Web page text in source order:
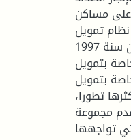
على مساكن
تمويل
السكن سنة 1997.
بتمويل
بتمويل
تطورا،
مجموعة
تواجهها